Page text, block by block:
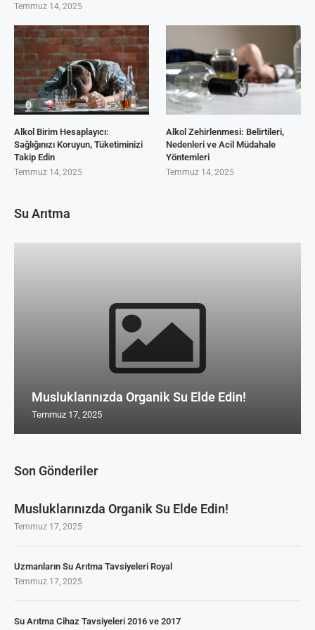
Son Gönderiler
Musluklarınızda Organik Su Elde Edin!
Temmuz 17, 2025
Uzmanların Su Arıtma Tavsiyeleri Royal
Temmuz 17, 2025
Su Arıtma Cihaz Tavsiyeleri 2016 ve 2017
Temmuz 14, 2025
Alkol Birim Hesaplayıcı:
Sağlığınızı Koruyun, Tüketiminizi
Takip Edin
Temmuz 14, 2025
Alkol Zehirlenmesi: Belirtileri,
Nedenleri ve Acil Müdahale
Yöntemleri
Temmuz 14, 2025
Su Arıtma
Musluklarınızda Organik Su Elde Edin!
Temmuz 17, 2025